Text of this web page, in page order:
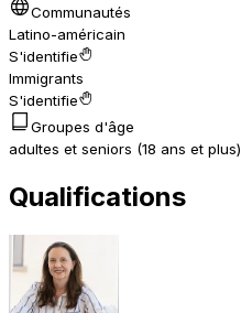
Communautés
Latino-américain
S'identifie
Immigrants
S'identifie
Groupes d'âge
adultes et seniors (18 ans et plus)
Qualifications